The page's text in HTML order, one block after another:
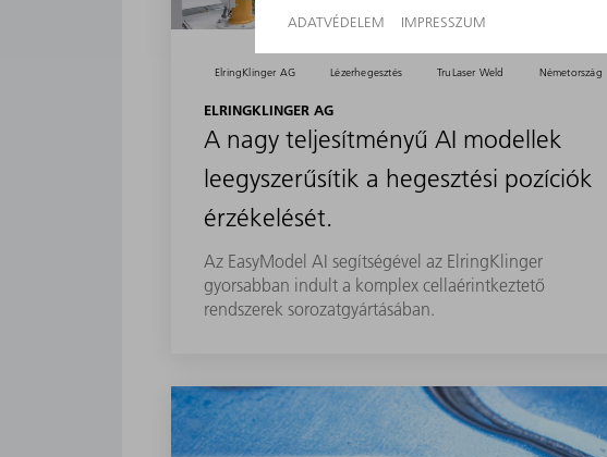
ElringKlinger AG Lézerhegesztés TruLaser Weld Németország
ELRINGKLINGER AG
A nagy teljesítményű AI modellek
leegyszerűsítik a hegesztési pozíciók
érzékelését.
Az EasyModel AI segítségével az ElringKlinger
gyorsabban indult a komplex cellaérintkeztető
rendszerek sorozatgyártásában.